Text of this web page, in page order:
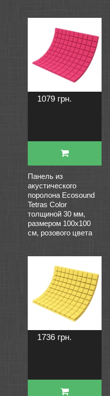
1079 грн.
Панель из
акустического
поролона Ecosound
Tetras Color
толщиной 30 мм,
размером 100х100
см, розового цвета
1736 грн.